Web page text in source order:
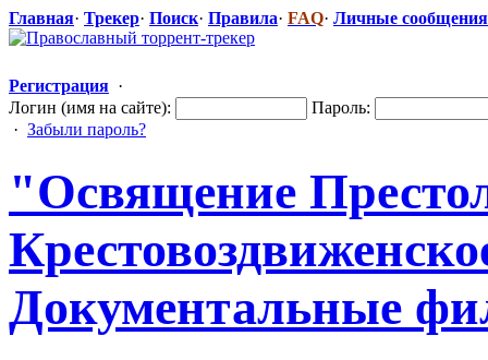
Главная· Трекер· Поиск· Правила· FAQ· Личные сообщения
Регистрация ·
Логин (имя на сайте):
Пароль:
· Забыли пароль?
"Освящен​ие
Крестовоздви
Документальн​ые